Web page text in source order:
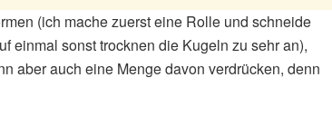
(ich mache zuerst eine Rolle und schneide
einmal sonst trocknen die Kugeln zu sehr an),
aber auch eine Menge davon verdrücken, denn